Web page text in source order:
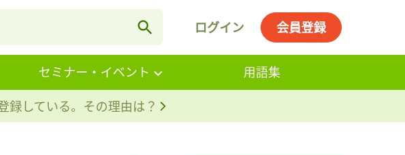
ログイン 会員登録
セミナー・イベント
用語集
している。その理由は？